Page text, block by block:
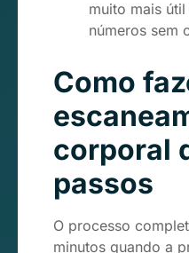
muito mais
números sem
Como
corporal
passos
O processo
minutos quando a